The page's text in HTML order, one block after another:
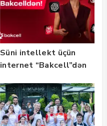
Süni intellekt üçün
internet “Bakcell”dən